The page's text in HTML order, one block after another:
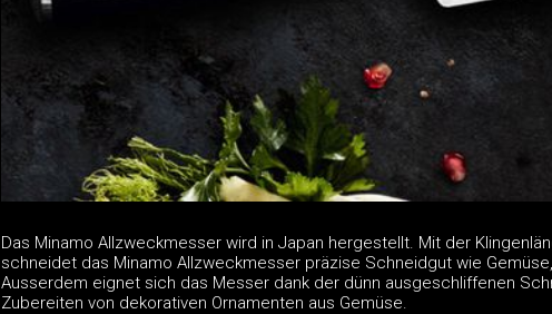
Das Minamo Allzweckmesser wird in Japan hergestellt. Mit der
schneidet das Minamo Allzweckmesser präzise Schneidgut wie
Ausserdem eignet sich das Messer dank der dünn ausgeschliffenen
Zubereiten von dekorativen Ornamenten aus Gemüse.